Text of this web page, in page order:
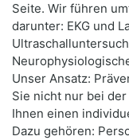
Seite. Wir führen
darunter: EKG und
Unser Ansatz:
Sie nicht nur bei
Ihnen einen
Dazu gehören: